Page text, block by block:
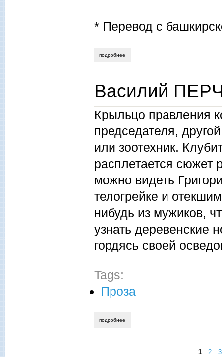
* Перевод с
подробнее
Василий
Крыльцо правления
председателя,
или зоотехник.
расплетается сюжет
можно видеть
телогрейке и
нибудь из мужиков,
узнать деревенские
гордясь своей
Tags:
Проза
подробнее
1 2 3